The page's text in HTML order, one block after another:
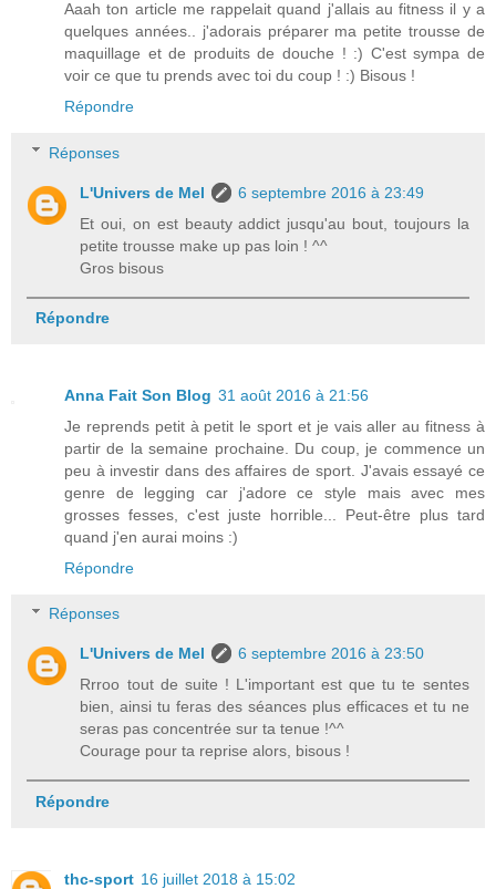
Aaah ton article me rappelait quand j'allais au fitness il y a
quelques années.. j'adorais préparer ma petite trousse de
maquillage et de produits de douche ! :) C'est sympa de
voir ce que tu prends avec toi du coup ! :) Bisous !
Répondre
Réponses
L'Univers de Mel
6 septembre 2016 à 23:49
Et oui, on est beauty addict jusqu'au bout, toujours la
petite trousse make up pas loin ! ^^
Gros bisous
Répondre
Anna Fait Son Blog 31 août 2016 à 21:56
Je reprends petit à petit le sport et je vais aller au fitness à
partir de la semaine prochaine. Du coup, je commence un
peu à investir dans des affaires de sport. J'avais essayé ce
genre de legging car j'adore ce style mais avec mes
grosses fesses, c'est juste horrible... Peut-être plus tard
quand j'en aurai moins :)
Répondre
Réponses
L'Univers de Mel
6 septembre 2016 à 23:50
Rrroo tout de suite ! L'important est que tu te sentes
bien, ainsi tu feras des séances plus efficaces et tu ne
seras pas concentrée sur ta tenue !^^
Courage pour ta reprise alors, bisous !
Répondre
thc-sport 16 juillet 2018 à 15:02